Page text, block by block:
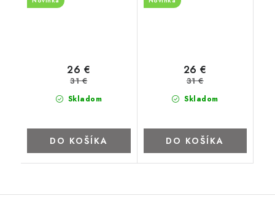
Skladom
26 €
31 €
DO KOŠÍKA
Skladom
26 €
31 €
DO KOŠÍKA